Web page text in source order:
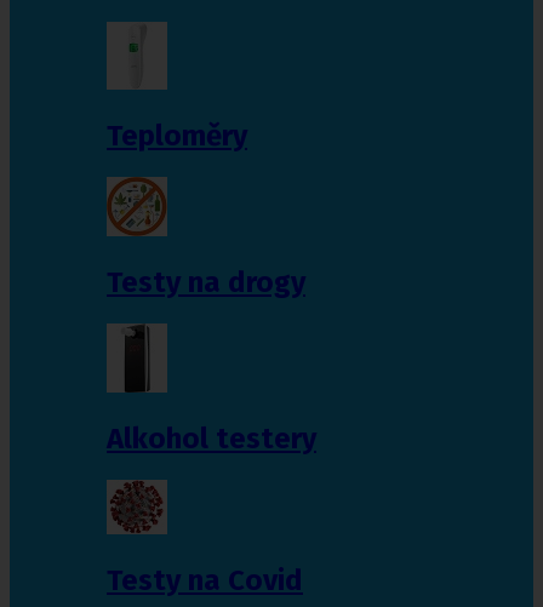
Teploměry
Testy na drogy
Alkohol testery
Testy na Covid